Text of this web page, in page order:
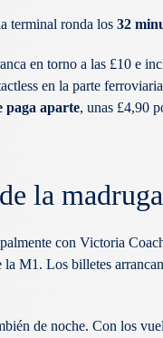
terminal ronda los 32
en torno a las £10 e
en la parte
paga aparte, unas £4,90
la
con Victoria
M1. Los billetes
de noche. Con los